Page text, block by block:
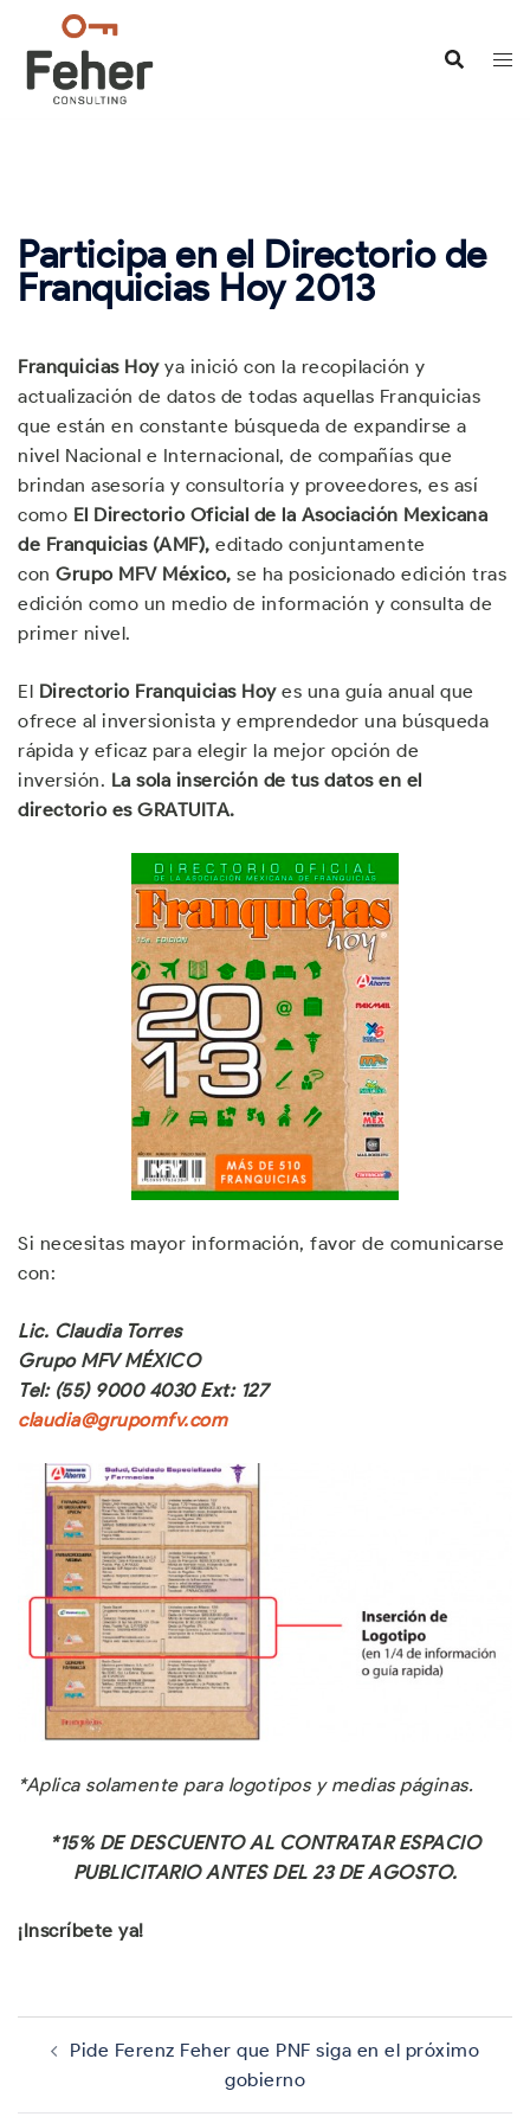
contenido
Participa en el Directorio de
Franquicias Hoy 2013
Franquicias Hoyya inició con la recopilación y
actualización de datos de todas aquellas Franquicias
que están en constante búsqueda de expandirse a
nivel Nacional e Internacional, de compañías que
brindan asesoría y consultoría y proveedores, es así
como El Directorio Oficial de la Asociación Mexicana
de Franquicias (AMF), editado conjuntamente
con Grupo MFV México, se ha posicionado edición tras
edición como un medio de información y consulta de
primer nivel.
El Directorio Franquicias Hoyes una guía anual que
ofrece al inversionista y emprendedor una búsqueda
rápida y eficaz para elegir la mejor opción de
inversión. La sola inserción de tus datos en el
directorio es GRATUITA.
Si necesitas mayor información, favor de comunicarse
con:
Lic. Claudia Torres
Grupo MFV MÉXICO
Tel: (55) 9000 4030 Ext: 127
claudia@grupomfv.com
*Aplica solamente para logotipos y medias páginas.
*15% DE DESCUENTO AL CONTRATAR ESPACIO
PUBLICITARIO ANTES DEL 23 DE AGOSTO.
¡Inscríbete ya!
Navegación
Pide Ferenz Feher que PNF siga en el próximo
gobierno